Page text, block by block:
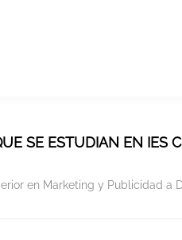
SE ESTUDIAN EN IES
en Marketing y Publicidad a